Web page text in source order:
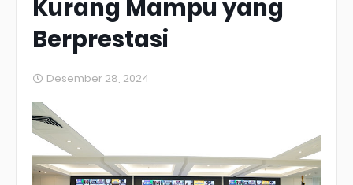
Kurang Mampu yang
Berprestasi
Desember 28, 2024